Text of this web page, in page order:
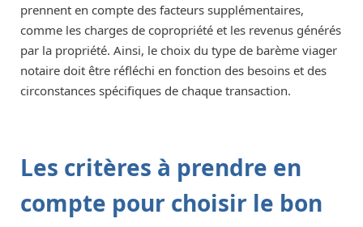
prennent en compte des facteurs supplémentaires,
comme les charges de copropriété et les revenus générés
par la propriété. Ainsi, le choix du type de barème viager
notaire doit être réfléchi en fonction des besoins et des
circonstances spécifiques de chaque transaction.
Les critères à prendre en
compte pour choisir le bon